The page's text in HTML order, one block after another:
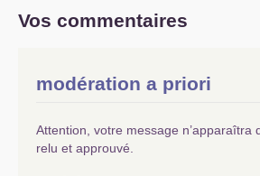
pour que la bourgeoisie /
ravages dans la
élections, je ne pense pas
dans le confusionnisme ,
réflexion pour réunir les
Vos commentaires
modération a priori
Attention, votre message n’apparaîtra
relu et approuvé.